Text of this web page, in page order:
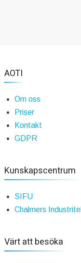
AOTI
Om oss
Priser
Kontakt
GDPR
Kunskapscentrum
SIFU
Chalmers
Värt att besöka